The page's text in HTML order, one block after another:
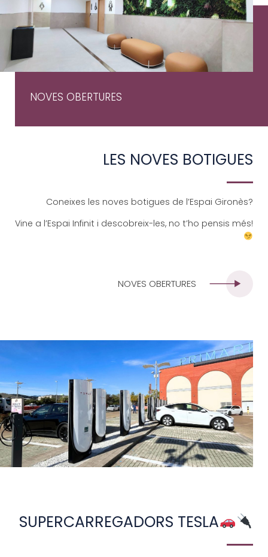
NOVES OBERTURES
LES NOVES BOTIGUES
Coneixes les noves botigues de l’Espai Gironès?
Vine a l’Espai Infinit i descobreix-les, no t’ho pensis més!
NOVES OBERTURES
SUPERCARREGADORS TESLA